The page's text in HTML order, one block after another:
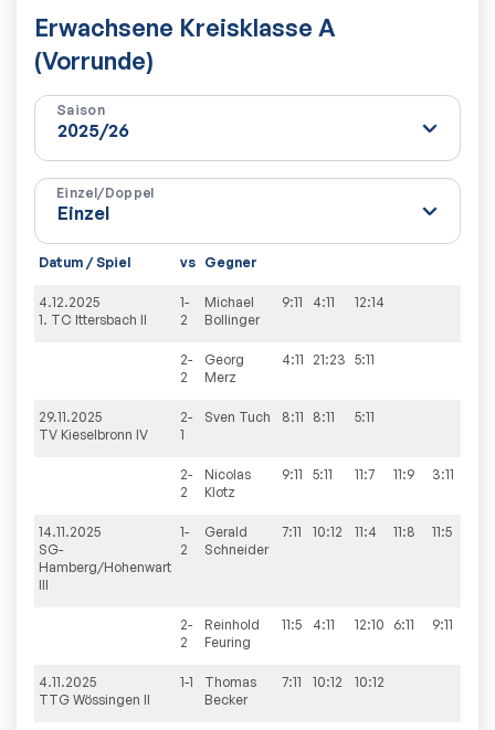
Erwachsene Kreisklasse A
(Vorrunde)
Saison
Einzel/Doppel
Datum / Spiel vs Gegner
4.12.2025
1. TC Ittersbach II
1-
2
Michael
Bollinger
9:11 4:11 12:14
2-
2
Georg
Merz
4:11 21:23 5:11
29.11.2025
TV Kieselbronn IV
2-
1
Sven Tuch 8:11 8:11 5:11
2-
2
Nicolas
Klotz
9:11 5:11 11:7 11:9 3:11
14.11.2025
SG-
Hamberg/Hohenwart
III
1-
2
Gerald
Schneider
7:11 10:12 11:4 11:8 11:5
2-
2
Reinhold
Feuring
11:5 4:11 12:10 6:11 9:11
4.11.2025
TTG Wössingen II
1-1
Thomas
Becker
7:11 10:12 10:12